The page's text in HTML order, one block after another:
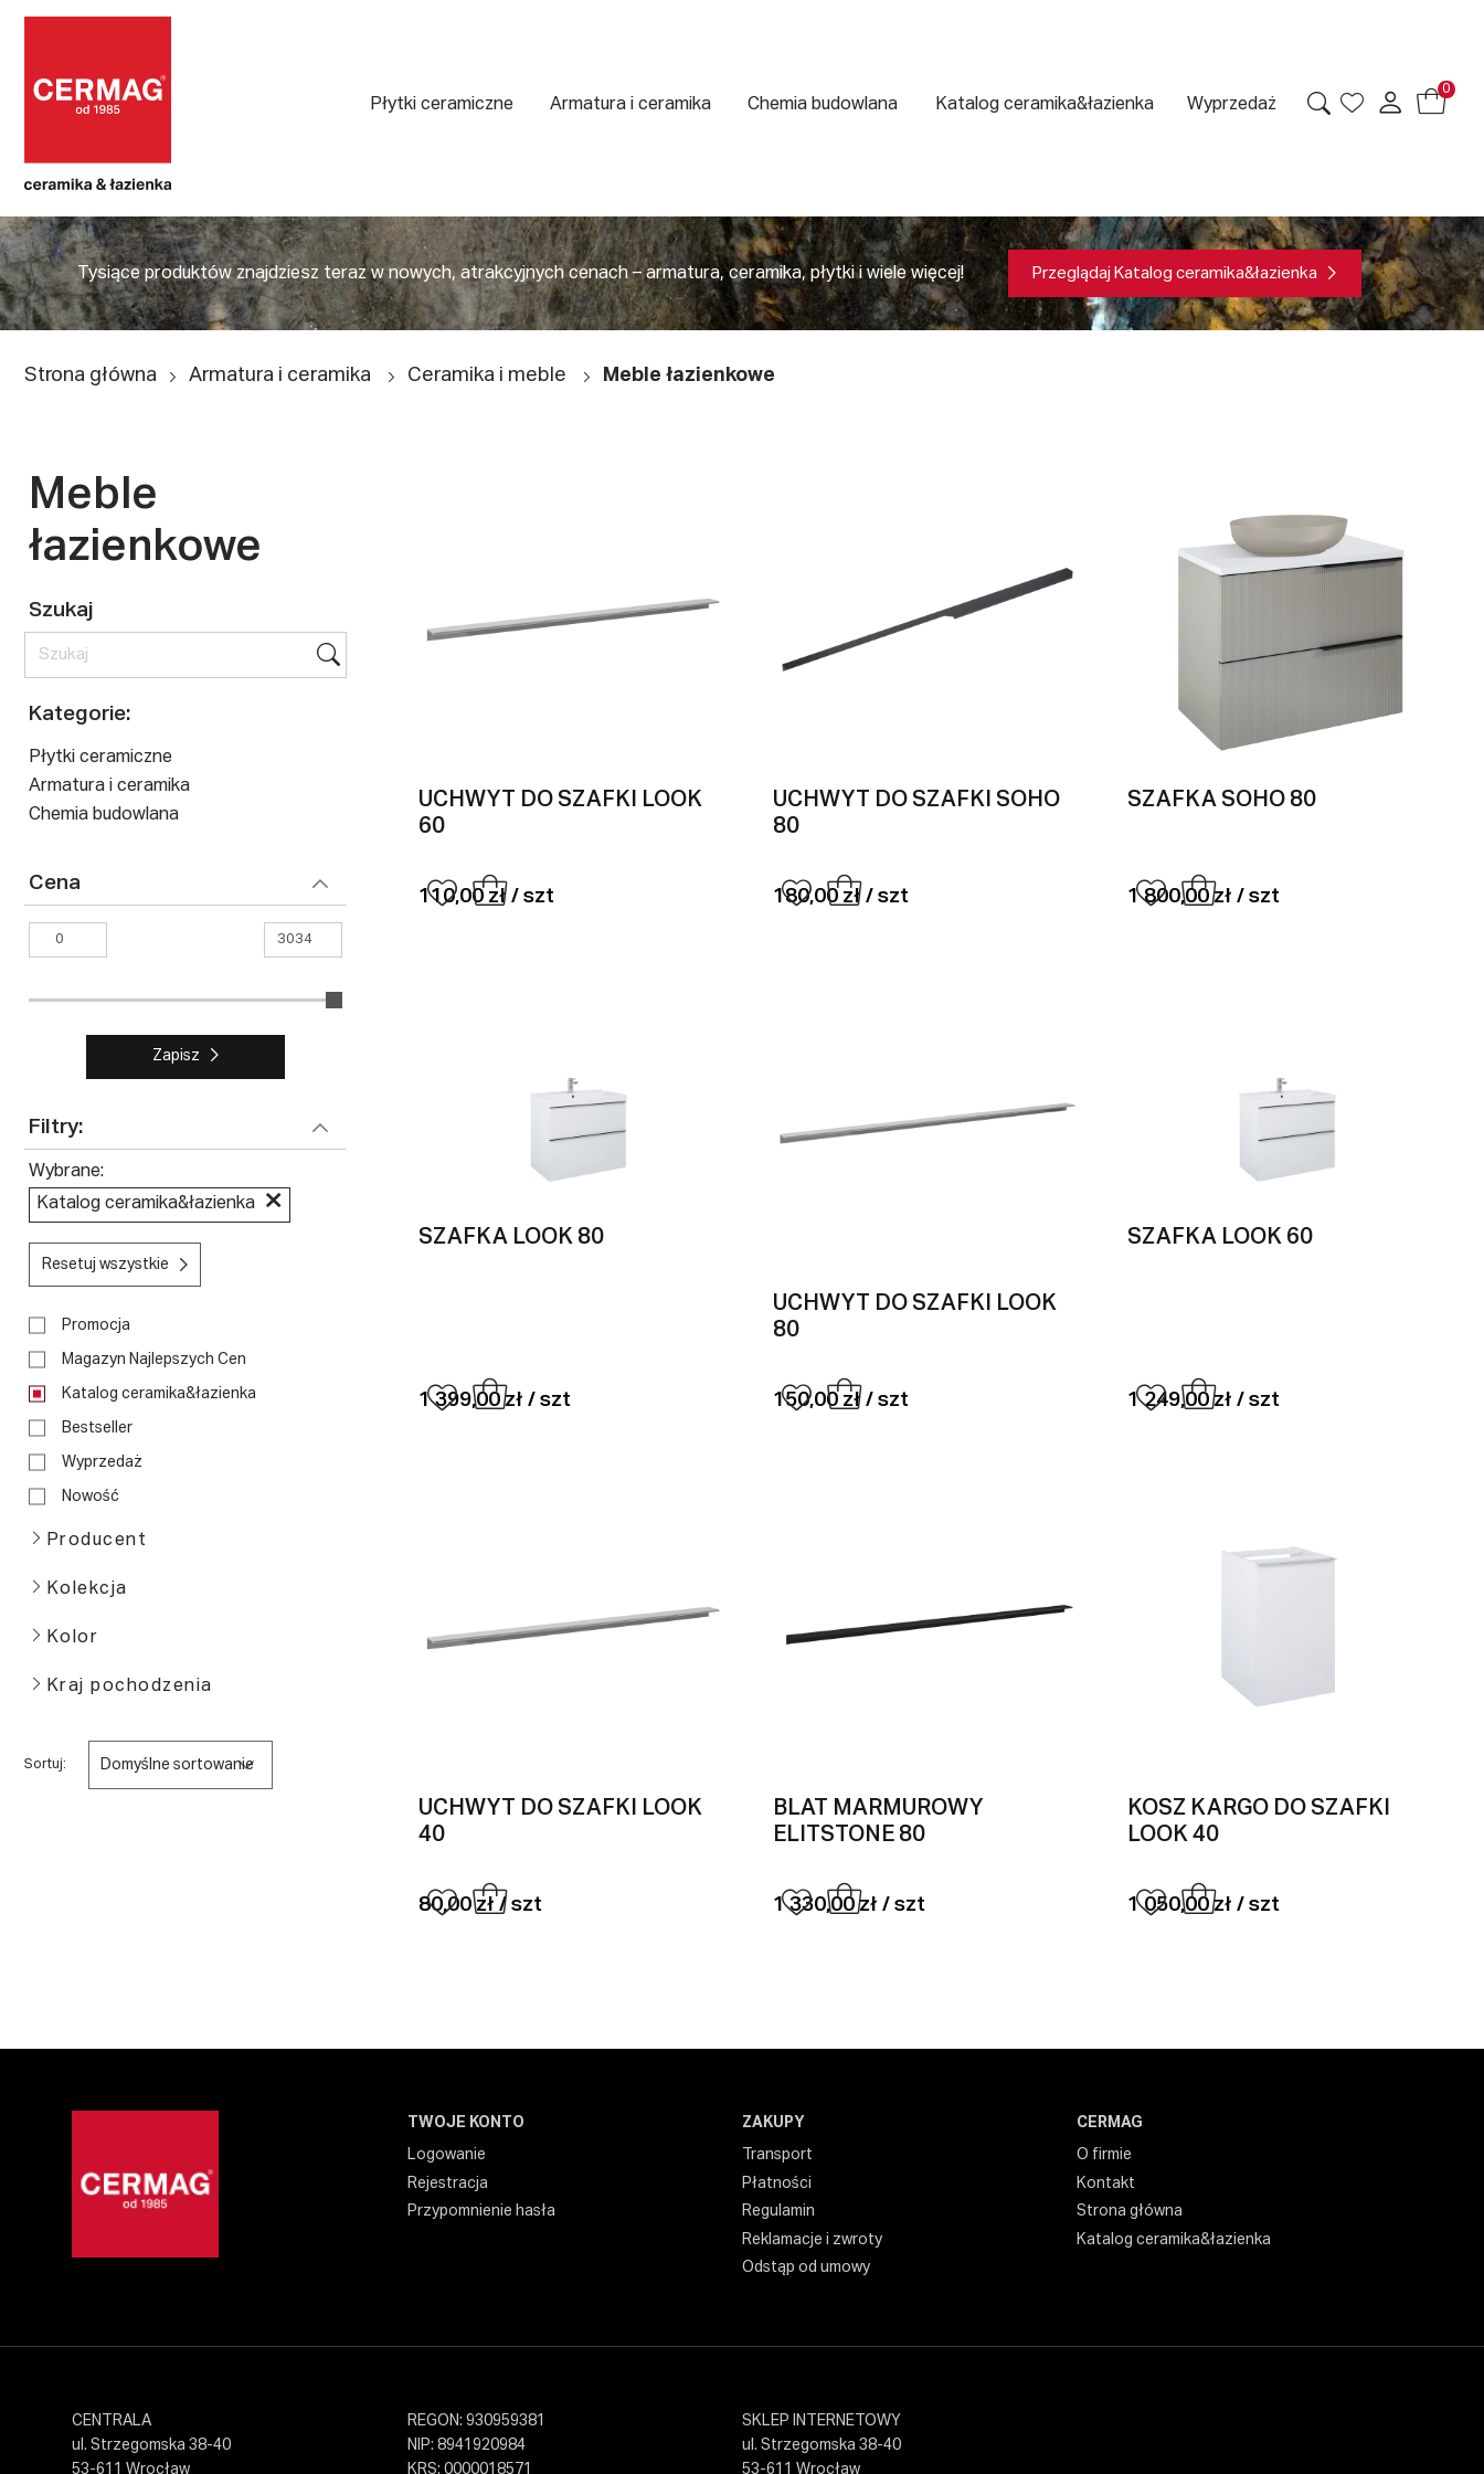
Płytki ceramiczne Armatura i ceramika Chemia budowlana Katalog ceramika&łazienka Wyprzedaż
0
Tysiące produktów znajdziesz teraz w nowych, atrakcyjnych cenach – armatura, ceramika, płytki i wiele więcej! Przeglądaj Katalog ceramika&łazienka
Strona główna Armatura i ceramika Ceramika i meble Meble łazienkowe
Meble
łazienkowe
Szukaj
Kategorie:
Płytki ceramiczne
Armatura i ceramika
Chemia budowlana
Cena
Zapisz
Filtry:
Wybrane
Katalog ceramika&łazienka
Resetuj wszystkie
Promocja
Magazyn Najlepszych Cen
Katalog ceramika&łazienka
Bestseller
Wyprzedaż
Nowość
Producent
Kolekcja
Kolor
Kraj pochodzenia
Sortuj: Domyślne sortowanie
UCHWYT DO SZAFKI LOOK
60
110,00 zł / szt
UCHWYT DO SZAFKI SOHO
80
180,00 zł / szt
SZAFKA SOHO 80
1 800,00 zł / szt
SZAFKA LOOK 80
1 399,00 zł / szt
UCHWYT DO SZAFKI LOOK
80
150,00 zł / szt
SZAFKA LOOK 60
1 249,00 zł / szt
UCHWYT DO SZAFKI LOOK
40
80,00 zł / szt
BLAT MARMUROWY
ELITSTONE 80
1 330,00 zł / szt
KOSZ KARGO DO SZAFKI
LOOK 40
1 050,00 zł / szt
TWOJE KONTO
Logowanie
Rejestracja
Przypomnienie hasła
ZAKUPY
Transport
Płatności
Regulamin
Reklamacje i zwroty
Odstąp od umowy
CERMAG
O firmie
Kontakt
Strona główna
Katalog ceramika&łazienka
CENTRALA
ul. Strzegomska 38-40
53-611 Wrocław
REGON: 930959381
NIP: 8941920984
KRS: 0000018571
SKLEP INTERNETOWY
ul. Strzegomska 38-40
53-611 Wrocław